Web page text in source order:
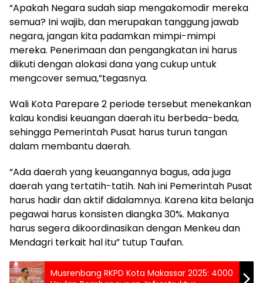
“Apakah Negara sudah siap mengakomodir mereka
semua? Ini wajib, dan merupakan tanggung jawab
negara, jangan kita padamkan mimpi-mimpi
mereka. Penerimaan dan pengangkatan ini harus
diikuti dengan alokasi dana yang cukup untuk
mengcover semua,”tegasnya.
Wali Kota Parepare 2 periode tersebut menekankan
kalau kondisi keuangan daerah itu berbeda-beda,
sehingga Pemerintah Pusat harus turun tangan
dalam membantu daerah.
“Ada daerah yang keuangannya bagus, ada juga
daerah yang tertatih-tatih. Nah ini Pemerintah Pusat
harus hadir dan aktif didalamnya. Karena kita belanja
pegawai harus konsisten diangka 30%. Makanya
harus segera dikoordinasikan dengan Menkeu dan
Mendagri terkait hal itu” tutup Taufan.
Musrenbang RKPD Kota Makassar 2025: 4000